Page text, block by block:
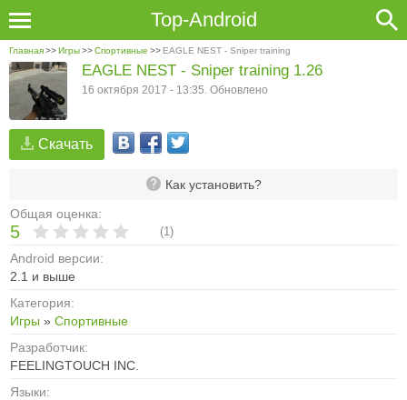
Top-Android
Главная>>Игры>>Спортивные >> EAGLE NEST - Sniper training
Скачать
Как установить?
Общая оценка:
5 (1)
Android версии:
2.1 и выше
Категория:
Игры » Спортивные
Разработчик:
FEELINGTOUCH INC.
Языки:
EAGLE NEST - Sniper training 1.26
16 октября 2017 - 13:35. Обновлено